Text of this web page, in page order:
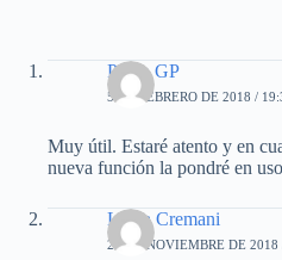
Pablo GP
5 DE FEBRERO DE 2018 /
Muy útil. Estaré atento y en
nueva función la pondré en
Laura Cremani
26 DE NOVIEMBRE DE 2018